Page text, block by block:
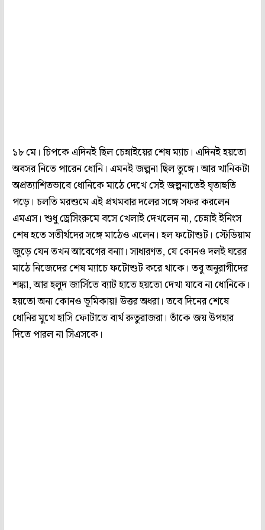
১৮ মে। চিপকে এদিনই ছিল চেন্নাইয়ের শেষ ম্যাচ। এদিনই হয়তো
অবসর নিতে পারেন ধোনি। এমনই জল্পনা ছিল তুঙ্গে। আর খানিকটা
অপ্রত্যাশিতভাবে ধোনিকে মাঠে দেখে সেই জল্পনাতেই ঘৃতাহুতি
পড়ে। চলতি মরশুমে এই প্রথমবার দলের সঙ্গে সফর করলেন
এমএস। শুধু ড্রেসিংরুমে বসে খেলাই দেখলেন না, চেন্নাই ইনিংস
শেষ হতে সতীর্থদের সঙ্গে মাঠেও এলেন। হল ফটোশুট। স্টেডিয়াম
জুড়ে যেন তখন আবেগের বন্যা। সাধারণত, যে কোনও দলই ঘরের
মাঠে নিজেদের শেষ ম্যাচে ফটোশুট করে থাকে। তবু অনুরাগীদের
শঙ্কা, আর হলুদ জার্সিতে ব্যাট হাতে হয়তো দেখা যাবে না ধোনিকে।
হয়তো অন্য কোনও ভূমিকায়! উত্তর অধরা। তবে দিনের শেষে
ধোনির মুখে হাসি ফোটাতে ব্যর্থ রুতুরাজরা। তাঁকে জয় উপহার
দিতে পারল না সিএসকে।